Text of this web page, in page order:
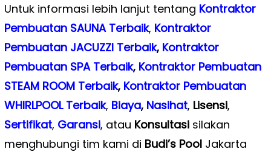
Untuk informasi lebih lanjut tentang Kontraktor
Pembuatan SAUNA Terbaik, Kontraktor
Pembuatan JACUZZI Terbaik,Kontraktor
Pembuatan SPA Terbaik,Kontraktor Pembuatan
STEAM ROOM Terbaik, Kontraktor Pembuatan
WHIRLPOOL Terbaik, Biaya, Nasihat, Lisensi,
Sertifikat, Garansi, atau Konsultasisilakan
menghubungi tim kami di Budi’s PoolJakarta